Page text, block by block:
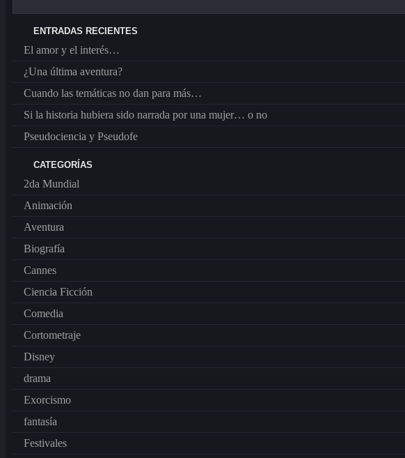
Aventura
Biografía
Hagiografía
Ciencia Ficción
Cortometraje
drama
fantasía
Festivales
General
2da Mundial
Jóvenes
película
Exorcismo
Jesucristo
Vida Consagrada
Superhéroes
ENTRADAS RECIENTES
El amor y el interés…
¿Una última aventura?
Cuando las temáticas no dan para más…
Si la historia hubiera sido narrada por una mujer… o no
Pseudociencia y Pseudofe
CATEGORÍAS
2da Mundial
Animación
Aventura
Biografía
Cannes
Ciencia Ficción
Comedia
Cortometraje
Disney
drama
Exorcismo
fantasía
Festivales